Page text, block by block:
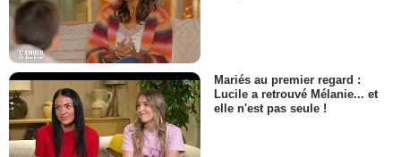
Mariés au premier regard :
Lucile a retrouvé Mélanie... et
elle n'est pas seule !